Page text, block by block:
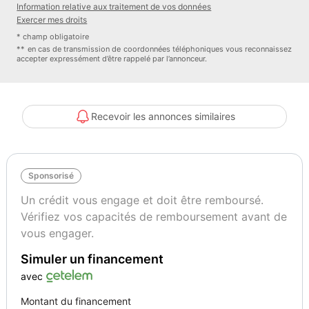
- Couvre roue de secours rigide
- Crochets de remorquage bleus
- Détecteur d'angle mort et de présence AR
- Elargisseurs d'ailes couleur carrosserie
retroviseurs)
- Hard top modulaire Freedom Top couleur carroserie (3 pièces)
Dueler HT 685
- Jeep Wave : 2 ans d'entretien programmé offerts
- Kit fumeur
- Limiteur de vitesse
- Ordinateur de bord
- Ouverture et démarrage sans clé
- Pack Sécurité
Information relative aux traitement de vos données
Exercer mes droits
* champ obligatoire
** en cas de transmission de coordonnées téléphoniques vous reconnaissez
accepter expressément d’être rappelé par l’annonceur.
Recevoir les annonces similaires
Sponsorisé
Un crédit vous engage et doit être remboursé.
Vérifiez vos capacités de remboursement avant de
vous engager.
Simuler un financement
avec
Montant du financement